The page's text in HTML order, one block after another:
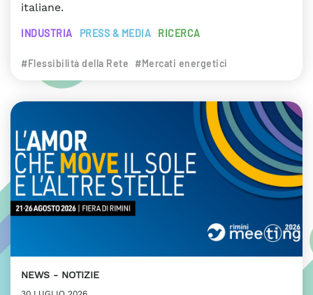
italiane.
INDUSTRIA PRESS & MEDIA RICERCA
#Flessibilità della Rete #Mercati energetici
NEWS NOTIZIE